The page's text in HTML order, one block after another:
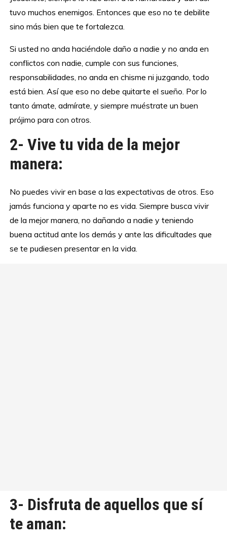
tuvo muchos enemigos. Entonces que eso no te debilite
sino más bien que te fortalezca.
Si usted no anda haciéndole daño a nadie y no anda en
conflictos con nadie, cumple con sus funciones,
responsabilidades, no anda en chisme ni juzgando, todo
está bien. Así que eso no debe quitarte el sueño. Por lo
tanto ámate, admírate, y siempre muéstrate un buen
prójimo para con otros.
2- Vive tu vida de la mejor
manera:
No puedes vivir en base a las expectativas de otros. Eso
jamás funciona y aparte no es vida. Siempre busca vivir
de la mejor manera, no dañando a nadie y teniendo
buena actitud ante los demás y ante las dificultades que
se te pudiesen presentar en la vida.
3- Disfruta de aquellos que sí
te aman: